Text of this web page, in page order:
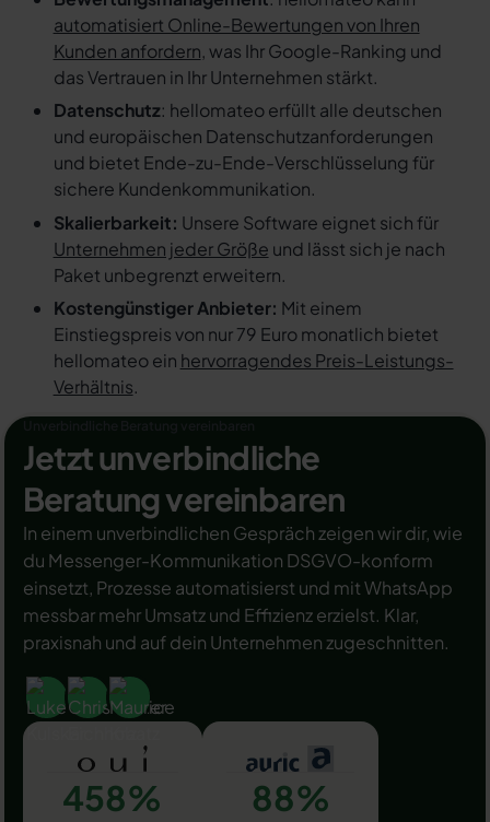
automatisiert Online-Bewertungen von Ihren
Kunden anfordern, was Ihr Google-Ranking und
das Vertrauen in Ihr Unternehmen stärkt.
Datenschutz: hellomateo erfüllt alle deutschen
und europäischen Datenschutzanforderungen
und bietet Ende-zu-Ende-Verschlüsselung für
sichere Kundenkommunikation.
Skalierbarkeit: Unsere Software eignet sich für
Unternehmen jeder Größe und lässt sich je nach
Paket unbegrenzt erweitern.
Kostengünstiger Anbieter: Mit einem
Einstiegspreis von nur 79 Euro monatlich bietet
hellomateo ein hervorragendes Preis-Leistungs-
Verhältnis.
Jetzt unverbindliche
Beratung vereinbaren
In einem unverbindlichen Gespräch zeigen wir dir, wie
du Messenger-Kommunikation DSGVO-konform
einsetzt, Prozesse automatisierst und mit WhatsApp
messbar mehr Umsatz und Effizienz erzielst. Klar,
praxisnah und auf dein Unternehmen zugeschnitten.
458% 88%